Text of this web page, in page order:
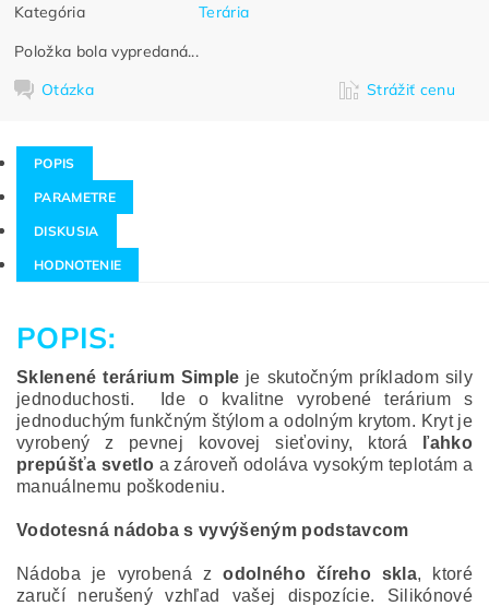
Kategória
Terária
Položka bola vypredaná...
Otázka
Strážiť cenu
POPIS
PARAMETRE
DISKUSIA
HODNOTENIE
POPIS:
Sklenené terárium Simple je skutočným príkladom sily
jednoduchosti. Ide o kvalitne vyrobené terárium s
jednoduchým funkčným štýlom a odolným krytom. Kryt je
vyrobený z pevnej kovovej sieťoviny, ktorá
ľahko
prepúšťa svetlo a zároveň odoláva vysokým teplotám a
manuálnemu poškodeniu.
Vodotesná nádoba s vyvýšeným podstavcom
Nádoba je vyrobená zodolného číreho skla, ktoré
zaručí nerušený vzhľad vašej dispozície. Silikónové